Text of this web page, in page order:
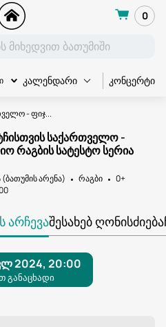
0
კალენდარი კონცერტი
- ფიჯ...
საქართველო -
რაგბის სატესტო სერია
არენა) რაგბი
0+
ᲐᲠᲩᲔᲕᲐᲨᲔᲡᲐᲮᲔᲑ ᲦᲝᲜᲘᲡᲫᲘᲔᲑᲐ